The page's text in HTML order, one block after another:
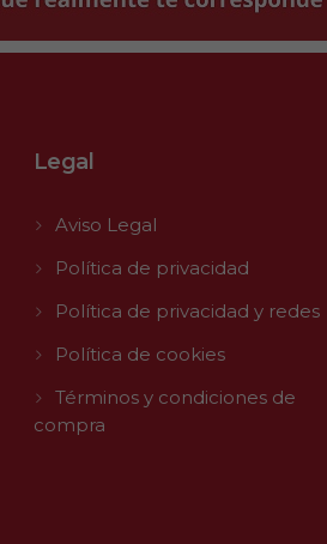
Legal
Aviso Legal
Política de privacidad
Política de privacidad y redes
Política de cookies
Términos y condiciones de
compra